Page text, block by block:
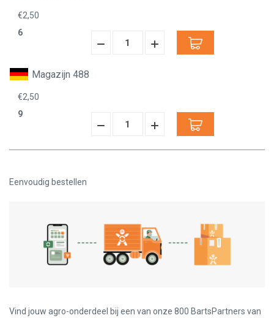
€2,50
6
Hoeveelheid
Hoeveelheid
Magazijn 488
€2,50
9
Hoeveelheid
Verminderen:
Hoeveelheid
verhogen:
Eenvoudig bestellen
Vind jouw agro-onderdeel bij een van onze 800 BartsPartners van